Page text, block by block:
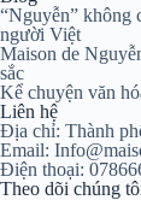
“Nguyễn” không
người Việt
Maison de
sắc
Kể chuyện văn
Liên hệ
Địa chỉ: Thành
Email:
Điện thoại:
Theo dõi chúng